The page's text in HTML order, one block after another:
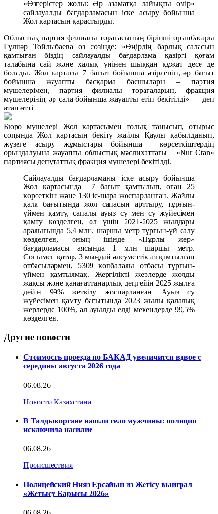
«Өзгерістер жолы: Әр азаматқа лайықты өмір»
сайлауалды бағдарламасын іске асыру бойынша
Жол картасын қарастырды.
Облыстық партия филиалы төрағасының бірінші орынбасары
Гүлнәр Тойлыбаева өз сөзінде: «Өңірдің барлық саласын
қамтыған біздің сайлауалды бағдарлама қазіргі қоғам
талабына сай және халық үнінен шыққан құжат десе де
болады. Жол картасы 7 бағыт бойынша әзірленіп, әр бағыт
бойынша жауапты басқарма басшылары – партия
мүшелерімен, партия филиалы төрағаларын, фракция
мүшелерінің әр сала бойынша жауапты етіп бекітілді» — деп
атап өтті.
Бюро мүшелері Жол картасымен толық танысып, отырыс
соңында Жол картасын бекіту жайлы Қаулы қабылданып,
жүзеге асыру жұмыстары бойынша көрсеткіштердің
орындалуына жауапты облыстық мәслихаттағы «Nur Otan»
партиясы депутаттық фракция мүшелері бекітілді.
Сайлауалды бағдарламаны іске асыру бойынша
Жол картасында 7 бағыт қамтылып, оған 25
көрсеткіш және 130 іс-шара жоспарланған. Жайлы
қала бағытында жол сапасын арттыру, тұрғын-
үймен қамту, сапалы ауыз су мен су жүйесімен
қамту көзделген, ол үшін 2021-2025 жылдары
аралығында 5,4 млн. шаршы метр тұрғын-үй салу
көзделген, оның ішінде «Нұрлы жер»
бағдарламасы аясында 1 млн шаршы метр.
Сонымен қатар, 3 мыңдай әлеуметтік аз қамтылған
отбасылармен, 5309 көпбалалы отбасы тұрғын-
үймен қамтылмақ. Жергілікті жерлерде жолды
жақсы және қанағаттанарлық деңгейін 2025 жылға
дейін 99% жеткізу жоспарланған. Ауыз су
жүйесімен қамту бағытында 2023 жылы қалалық
жерлерде 100%, ал ауылды елді мекендерде 99,5%
көзделген.
Другие новости
Стоимость проезда по БАКАД увеличится вдвое с
середины августа 2026 года
06.08.26
Новости Казахстана
В Талдыкоргане нашли тело мужчины: полиция
исключила насилие
06.08.26
Происшествия
Полицейский Нияз Ерсайын из Жетісу выиграл
«Жетысу Барысы 2026»
06.08.26